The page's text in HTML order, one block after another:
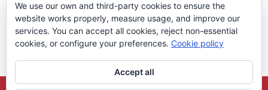
Reconocimientos
Sin categoría
We use our own and third-party cookies to ensure the
website works properly, measure usage, and improve our
services. You can accept all cookies, reject non-essential
cookies, or configure your preferences. Cookie policy
Accept all